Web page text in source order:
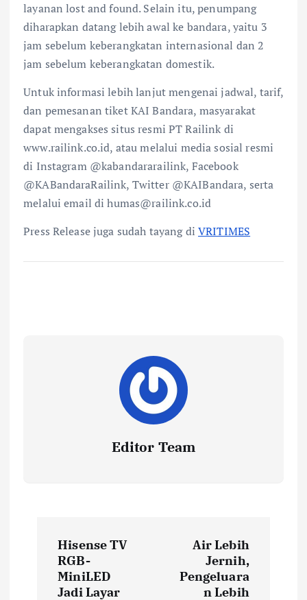
layanan lost and found. Selain itu, penumpang
diharapkan datang lebih awal ke bandara, yaitu 3
jam sebelum keberangkatan internasional dan 2
jam sebelum keberangkatan domestik.
Untuk informasi lebih lanjut mengenai jadwal, tarif,
dan pemesanan tiket KAI Bandara, masyarakat
dapat mengakses situs resmi PT Railink di
www.railink.co.id, atau melalui media sosial resmi
di Instagram @kabandararailink, Facebook
@KABandaraRailink, Twitter @KAIBandara, serta
melalui email di humas@railink.co.id
Press Release juga sudah tayang diVRITIMES
Editor Team
Hisense TV
RGB-
MiniLED
Jadi Layar
Air Lebih
Jernih,
Pengeluara
n Lebih